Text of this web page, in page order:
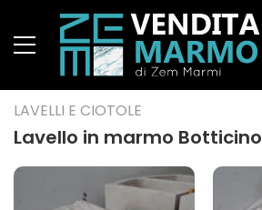
LAVELLI E CIOTOLE
Lavello in marmo Botticino